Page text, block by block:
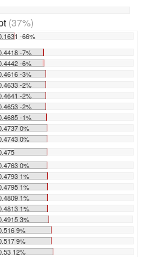
(37%)
-66%
-7%
-6%
-3%
-2%
-2%
-2%
-1%
0%
0%
0%
1%
1%
1%
1%
3%
9%
9%
12%